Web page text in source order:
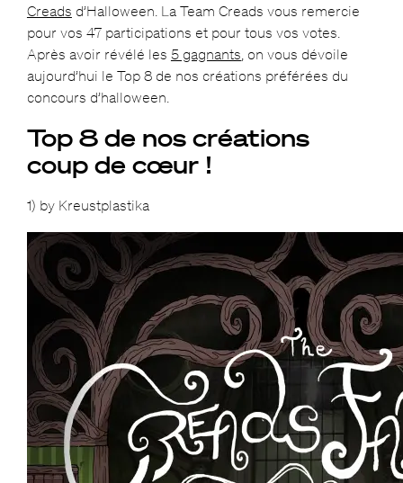
Creads d’Halloween. La Team Creads vous remercie
pour vos 47 participations et pour tous vos votes.
Après avoir révélé les 5 gagnants , on vous dévoile
aujourd’hui le Top 8 de nos créations préférées du
concours d’halloween.
Top 8 de nos créations
coup de cœur !
1) by Kreustplastika